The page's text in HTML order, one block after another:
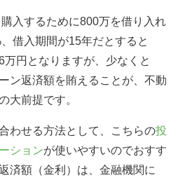
入するために800万を借り入れ
借入期間が15年だとすると
万円となりますが、 少なくと
ン返済額を賄えることが、不動
大前提です。
わせる方法として、こちらの投
ションが使いやすいのでおすす
済額（金利）は、金融機関に